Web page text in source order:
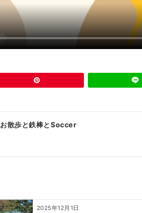
お散歩と鉄棒とSoccer
2025年12月1日